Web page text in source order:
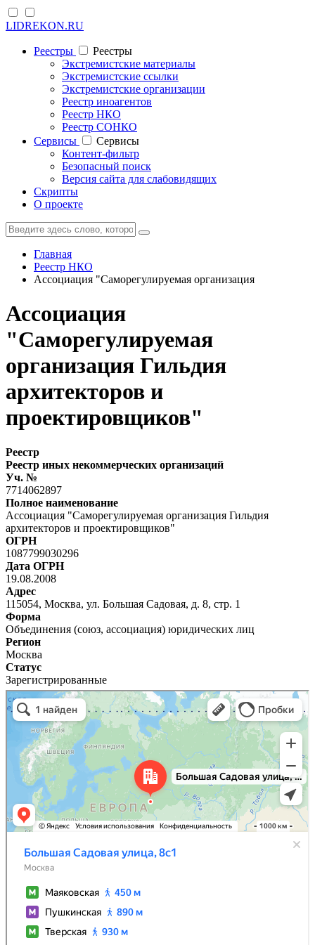
LIDREKON.RU
Реестры
Реестры
Экстремистские материалы
Экстремистские ссылки
Экстремистские организации
Реестр иноагентов
Реестр НКО
Реестр СОНКО
Cервисы
Cервисы
Контент-фильтр
Безопасный поиск
Версия сайта для слабовидящих
Скрипты
О проекте
Главная
Реестр НКО
Ассоциация "Саморегулируемая организация
Ассоциация
"Саморегулируемая
организация Гильдия
архитекторов и
проектировщиков"
Реестр
Реестр иных некоммерческих организаций
Уч. №
7714062897
Полное наименование
Ассоциация "Саморегулируемая организация Гильдия
архитекторов и проектировщиков"
ОГРН
1087799030296
Дата ОГРН
19.08.2008
Адрес
115054, Москва, ул. Большая Садовая, д. 8, стр. 1
Форма
Объединения (союз, ассоциация) юридических лиц
Регион
Москва
Статус
Зарегистрированные